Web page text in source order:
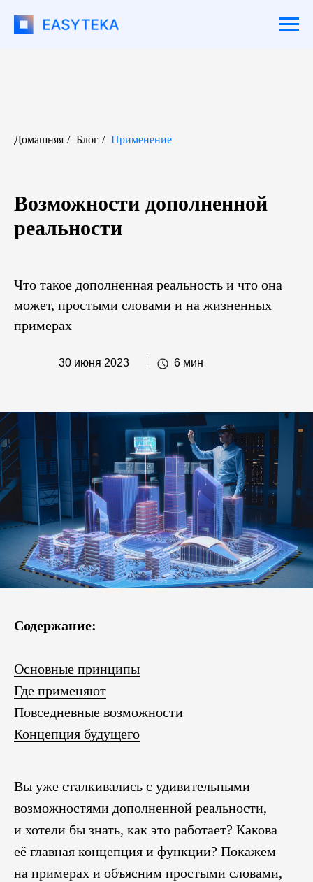
Домашняя / Блог / Применение
Возможности дополненной
реальности
Что такое дополненная реальность и что она
может, простыми словами и на жизненных
примерах
30 июня 2023 6 мин
Содержание:
Основные принципы
Где применяют
Повседневные возможности
Концепция будущего
Вы уже сталкивались с удивительными
возможностями дополненной реальности,
и хотели бы знать, как это работает? Какова
её главная концепция и функции? Покажем
на примерах и объясним простыми словами,